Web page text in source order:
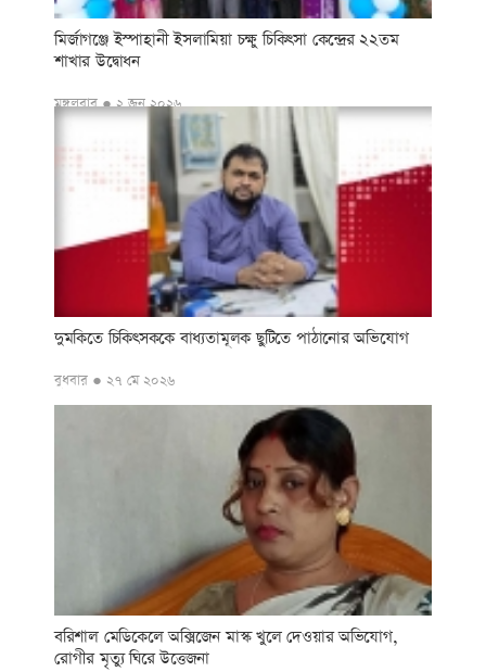
মির্জাগঞ্জে ইস্পাহানী ইসলামিয়া চক্ষু চিকিৎসা কেন্দ্রের ২২তম
শাখার উদ্বোধন
মঙ্গলবার ● ২ জুন ২০২৬
দুমকিতে চিকিৎসককে বাধ্যতামূলক ছুটিতে পাঠানোর অভিযোগ
বুধবার ● ২৭ মে ২০২৬
বরিশাল মেডিকেলে অক্সিজেন মাস্ক খুলে দেওয়ার অভিযোগ,
রোগীর মৃত্যু ঘিরে উত্তেজনা